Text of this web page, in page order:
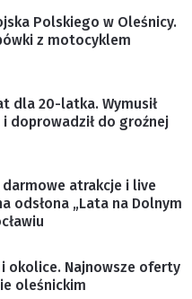
Polskiego w Oleśnicy.
z motocyklem
dla 20-latka. Wymusił
doprowadził do groźnej
atrakcje i live
odsłona „Lata na Dolnym
i okolice. Najnowsze oferty
oleśnickim